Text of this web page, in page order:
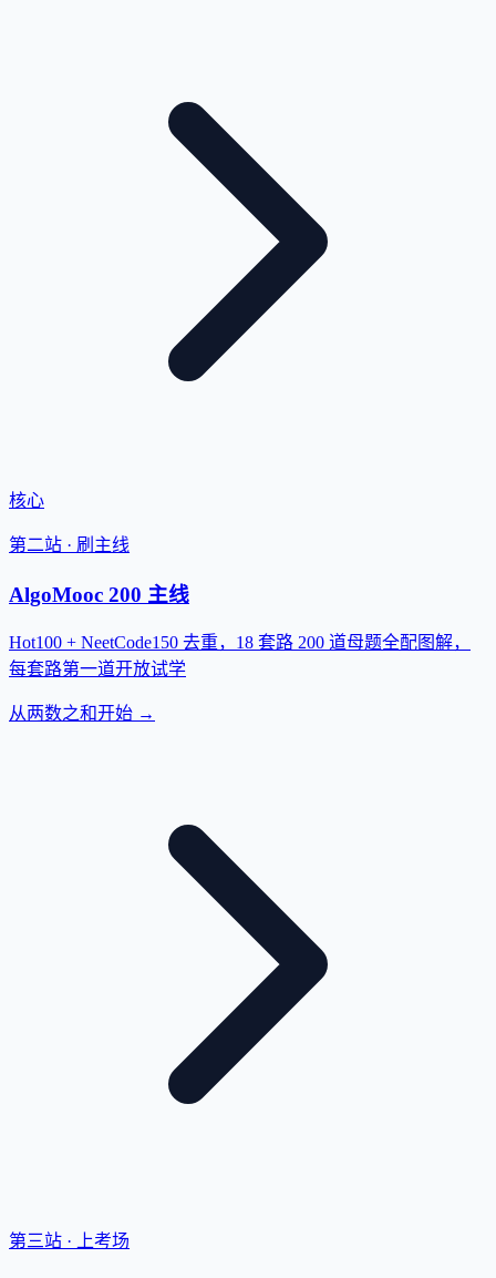
核心
第二站 · 刷主线
AlgoMooc 200 主线
Hot100 + NeetCode150 去重，18 套路 200 道母题全配图解，
每套路第一道开放试学
从两数之和开始 →
第三站 · 上考场